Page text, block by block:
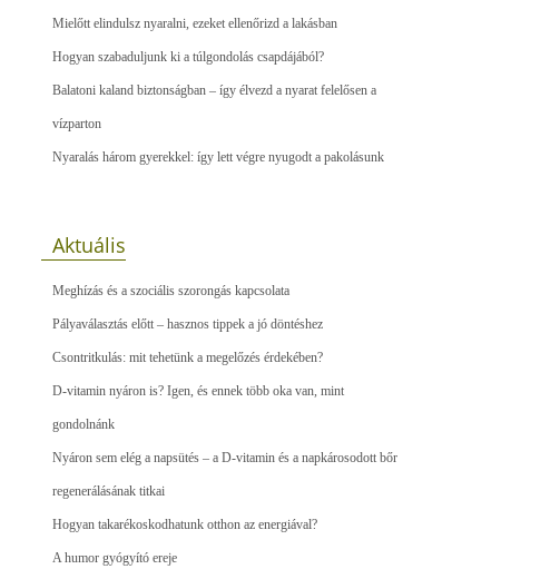
Mielőtt elindulsz nyaralni, ezeket ellenőrizd a lakásban
Hogyan szabaduljunk ki a túlgondolás csapdájából?
Balatoni kaland biztonságban – így élvezd a nyarat felelősen a
vízparton
Nyaralás három gyerekkel: így lett végre nyugodt a pakolásunk
Aktuális
Meghízás és a szociális szorongás kapcsolata
Pályaválasztás előtt – hasznos tippek a jó döntéshez
Csontritkulás: mit tehetünk a megelőzés érdekében?
D-vitamin nyáron is? Igen, és ennek több oka van, mint
gondolnánk
Nyáron sem elég a napsütés – a D-vitamin és a napkárosodott bőr
regenerálásának titkai
Hogyan takarékoskodhatunk otthon az energiával?
A humor gyógyító ereje